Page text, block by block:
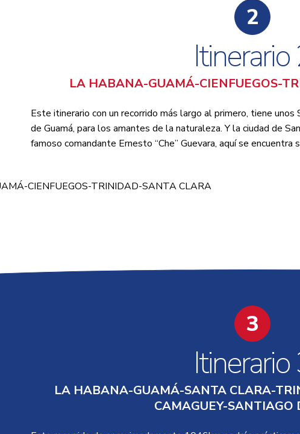
2
Itinerario
LA HABANA-GUAMÁ-CIENFUEGOS-
Este itinerario con un recorrido más largo al primero, tiene
de Guamá, para los amantes de la naturaleza. Y la ciudad de
famoso comandante Ernesto “Che” Guevara, aquí se encuentra
3
Itinerario
LA HABANA-GUAMÁ-SANTA CLARA-
CAMAGUEY-SANTIAGO